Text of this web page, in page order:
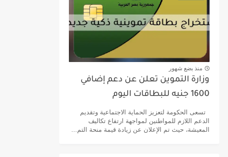
منذ بضع شهور
وزارة التموين تعلن عن دعم إضافي
1600 جنيه للبطاقات اليوم
تسعى الحكومة لتعزيز الحماية الاجتماعية وتقديم
الدعم اللازم للمواطنين لمواجهة ارتفاع تكاليف
المعيشة، حيث تم الإعلان عن زيادة قيمة منحة التم...